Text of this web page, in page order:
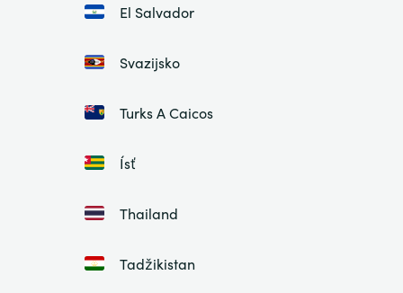
El Salvador
Svazijsko
Turks A Caicos
Ísť
Thailand
Tadžikistan